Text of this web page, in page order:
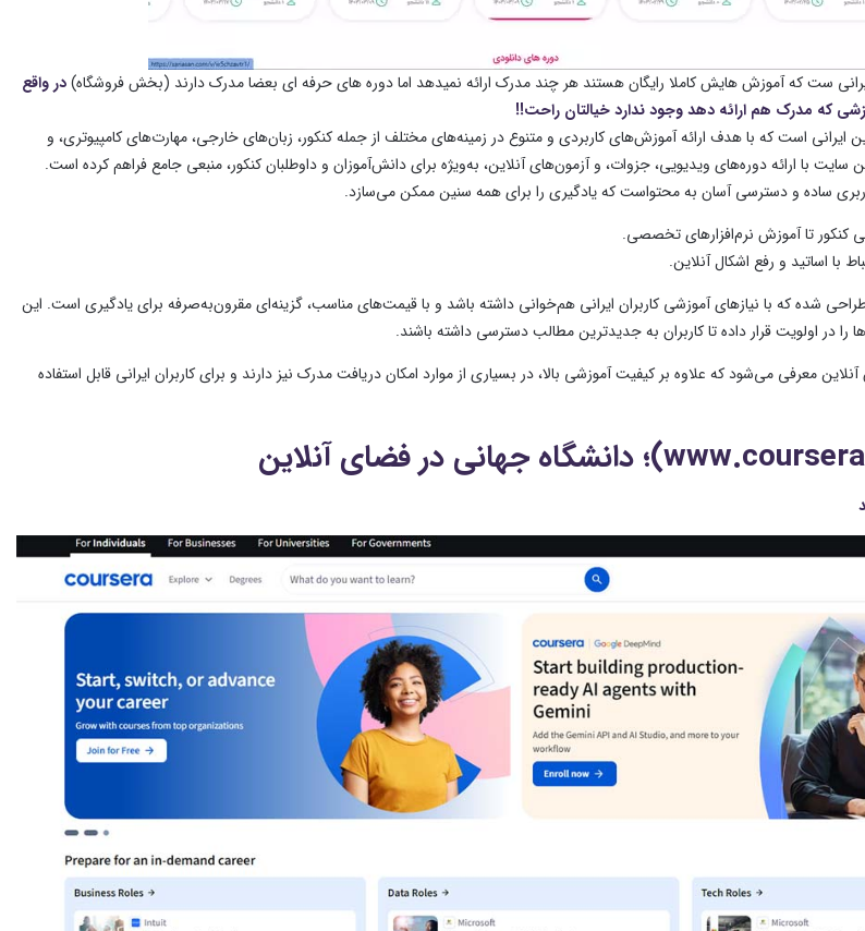
ست که آموزش هایش کاملا رایگان هستند هر چند مدرک ارائه نمیدهد اما دوره های حرفه ای بعضا مدرک دارند (بخش فروشگاه)در واقع
که مدرک هم ارائه دهد وجود ندارد خیالتان راحت!!
ایرانی است که با هدف ارائه آموزش‌های کاربردی و متنوع در زمینه‌های مختلف از جمله کنکور، زبان‌های خارجی، مهارت‌های کامپیوتری، و
با ارائه دوره‌های ویدیویی، جزوات، و آزمون‌های آنلاین، به‌ویژه برای دانش‌آموزان و داوطلبان کنکور، منبعی جامع فراهم کرده است.
ساده و دسترسی آسان به محتواست که یادگیری را برای همه سنین ممکن می‌سازد.
کنکور تا آموزش نرم‌افزارهای تخصصی.
با اساتید و رفع اشکال آنلاین.
شده که با نیازهای آموزشی کاربران ایرانی هم‌خوانی داشته باشد و با قیمت‌های مناسب، گزینه‌ای مقرون‌به‌صرفه برای یادگیری است. این
را در اولویت قرار داده تا کاربران به جدیدترین مطالب دسترسی داشته باشند.
آموزش آنلاین معرفی می‌شود که علاوه بر کیفیت آموزشی بالا، در بسیاری از موارد امکان دریافت مدرک نیز دارند و برای کاربران ایرانی قابل استفاده